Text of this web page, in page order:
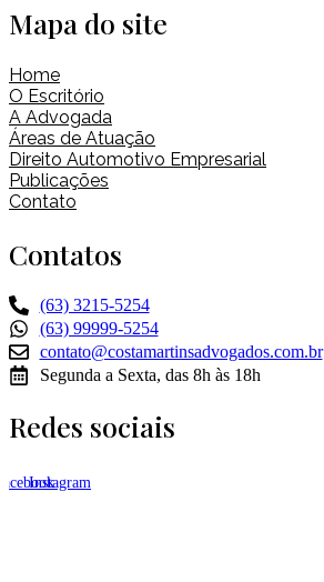
Mapa do site
Home
O Escritório
A Advogada
Áreas de Atuação
Direito Automotivo Empresarial
Publicações
Contato
Contatos
(63) 3215-5254
(63) 99999-5254
contato@costamartinsadvogados.com.br
Segunda a Sexta, das 8h às 18h
Redes sociais
Instagram